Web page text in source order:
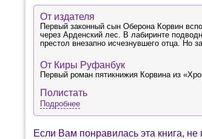
От издателя
Первый законный сын Оберона Корвин
через Арденский лес. В лабиринте
престол внезапно исчезнувшего отца. Но
От Киры Руфанбук
Первый роман пятикнижия Корвина из
Полистать
Подробнее
Если Вам понравилась эта книга, не